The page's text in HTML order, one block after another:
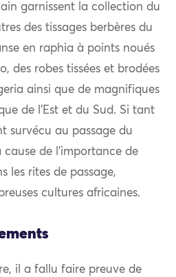
garnissent la collection du
des tissages berbères du
en raphia à points noués
des robes tissées et brodées
ainsi que de magnifiques
de l’Est et du Sud. Si tant
survécu au passage du
cause de l’importance de
les rites de passage,
cultures africaines.
il a fallu faire preuve de